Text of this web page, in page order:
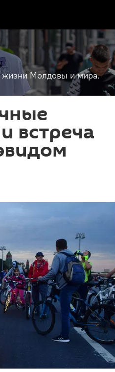
жизни Молдовы и мира.
встреча